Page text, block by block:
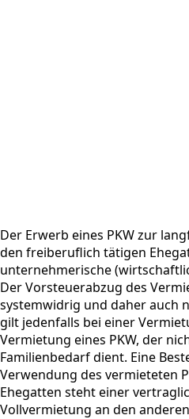
Der Erwerb eines PKW zur
den freiberuflich tätigen
unternehmerische
Der Vorsteuerabzug des
systemwidrig und daher auch
gilt jedenfalls bei einer
Vermietung eines PKW, der
Familienbedarf dient. Eine
Verwendung des vermieteten
Ehegatten steht einer
Vollvermietung an den